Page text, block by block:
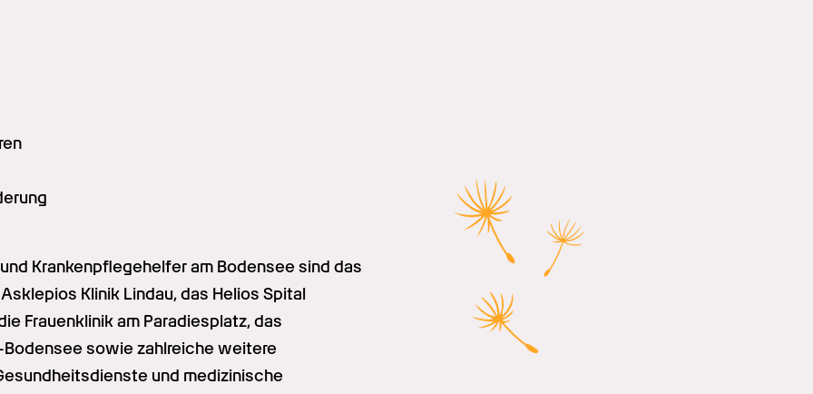
Krankenpflegehelfer am Bodensee sind das
Klinik Lindau, das Helios Spital
Frauenklinik am Paradiesplatz, das
sowie zahlreiche weitere
und medizinische